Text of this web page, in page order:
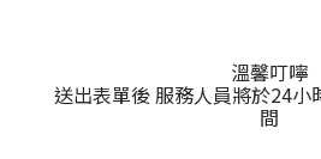
溫馨叮嚀
送出表單後 服務人員將於24小
間